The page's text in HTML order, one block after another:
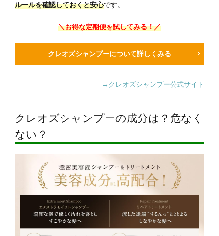
ルールを確認しておくと安心です。
＼お得な定期便を試してみる！／
クレオズシャンプーについて詳しくみる
→クレオズシャンプー公式サイト
クレオズシャンプーの成分は？危なく
ない？